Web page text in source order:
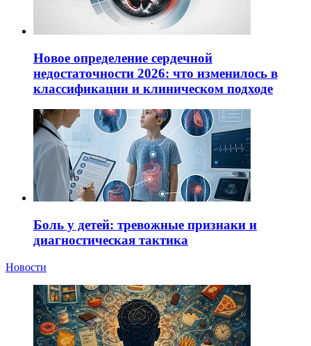
Новое определение сердечной
недостаточности 2026: что изменилось в
классификации и клиническом подходе
Боль у детей: тревожные признаки и
диагностическая тактика
Новости